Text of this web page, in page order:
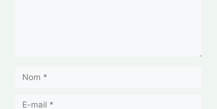
Nom